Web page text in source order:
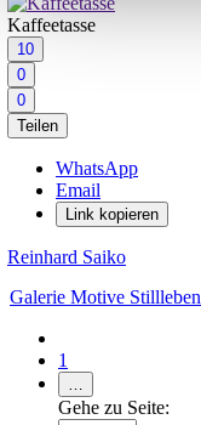
Kaffeetasse
10
0
0
Teilen
WhatsApp
Email
Link kopieren
Reinhard Saiko
Galerie Motive Stillleben
1
…
Gehe zu Seite: